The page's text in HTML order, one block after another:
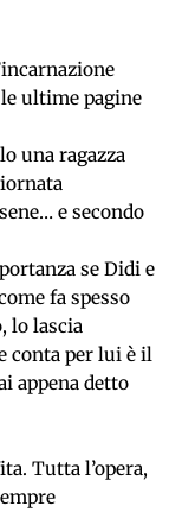
ultime pagine
una ragazza
e secondo
se Didi e
fa spesso
lo lascia
conta per lui è il
appena detto
Tutta l’opera,